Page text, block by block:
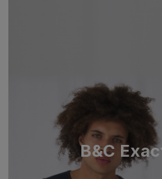
B&C